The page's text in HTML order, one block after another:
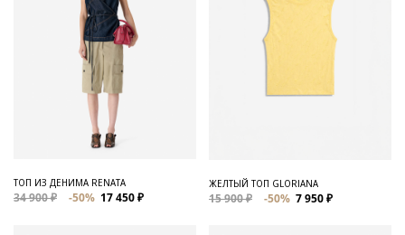
ТОП ИЗ ДЕНИМА RENATA
34 900 ₽ -50% 17 450 ₽
ЖЕЛТЫЙ ТОП GLORIANA
15 900 ₽ -50% 7 950 ₽